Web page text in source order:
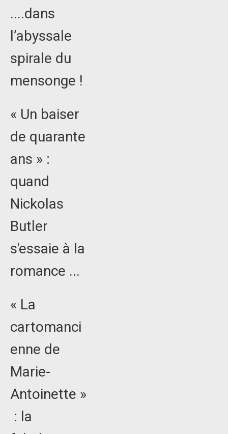
....dans
l’abyssale
spirale du
mensonge !
« Un baiser
de quarante
ans » :
quand
Nickolas
Butler
s'essaie à la
romance ...
« La
cartomanci
enne de
Marie-
Antoinette »
: la